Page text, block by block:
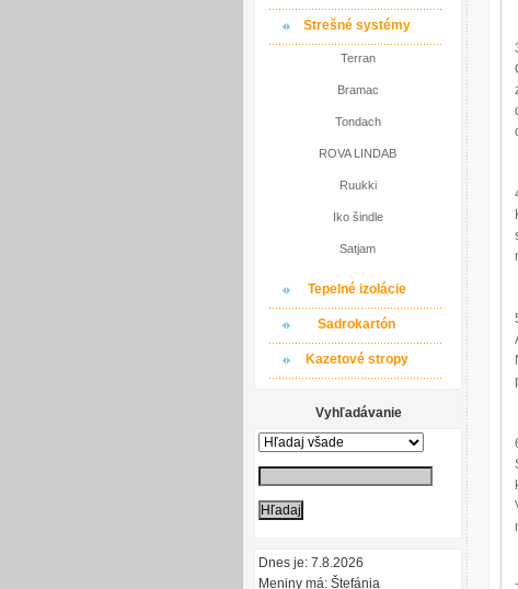
Strešné systémy
Terran
Bramac
Tondach
ROVA LINDAB
Ruukki
Iko šindle
Satjam
Tepelné izolácie
Sadrokartón
Kazetové stropy
Vyhľadávanie
Dnes je: 7.8.2026
Meniny má: Štefánia